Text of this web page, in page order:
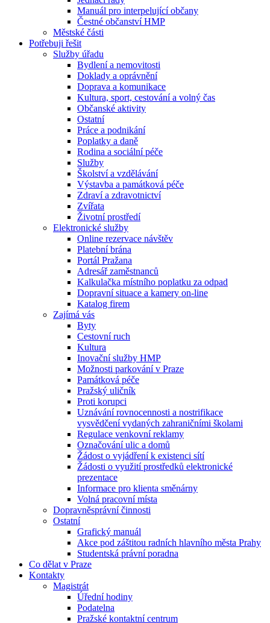
Manuál pro interpelující občany
Čestné občanství HMP
Městské části
Potřebuji řešit
Služby úřadu
Bydlení a nemovitosti
Doklady a oprávnění
Doprava a komunikace
Kultura, sport, cestování a volný čas
Občanské aktivity
Ostatní
Práce a podnikání
Poplatky a daně
Rodina a sociální péče
Služby
Školství a vzdělávání
Výstavba a památková péče
Zdraví a zdravotnictví
Zvířata
Životní prostředí
Elektronické služby
Online rezervace návštěv
Platební brána
Portál Pražana
Adresář zaměstnanců
Kalkulačka místního poplatku za odpad
Dopravní situace a kamery on-line
Katalog firem
Zajímá vás
Byty
Cestovní ruch
Kultura
Inovační služby HMP
Možnosti parkování v Praze
Památková péče
Pražský uličník
Proti korupci
Uznávání rovnocennosti a nostrifikace
vysvědčení vydaných zahraničními školami
Regulace venkovní reklamy
Označování ulic a domů
Žádost o vyjádření k existenci sítí
Žádosti o využití prostředků elektronické
prezentace
Informace pro klienta směnárny
Volná pracovní místa
Dopravněsprávní činnosti
Ostatní
Grafický manuál
Akce pod záštitou radních hlavního města Prahy
Studentská právní poradna
Co dělat v Praze
Kontakty
Magistrát
Úřední hodiny
Podatelna
Pražské kontaktní centrum